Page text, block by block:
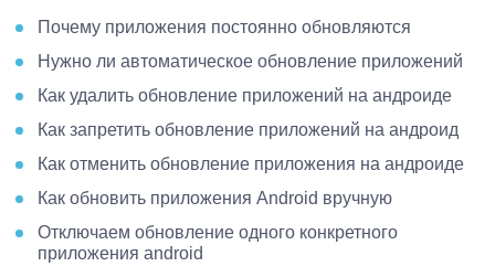
Почему приложения постоянно обновляются
Нужно ли автоматическое обновление приложений
Как удалить обновление приложений на андроиде
Как запретить обновление приложений на андроид
Как отменить обновление приложения на андроиде
Как обновить приложения Android вручную
Отключаем обновление одного конкретного
приложения android